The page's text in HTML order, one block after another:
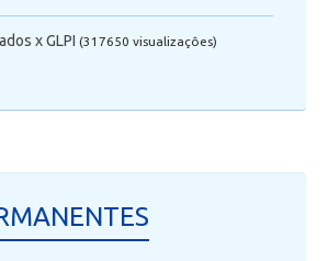
x GLPI (317650 visualizaçôes)